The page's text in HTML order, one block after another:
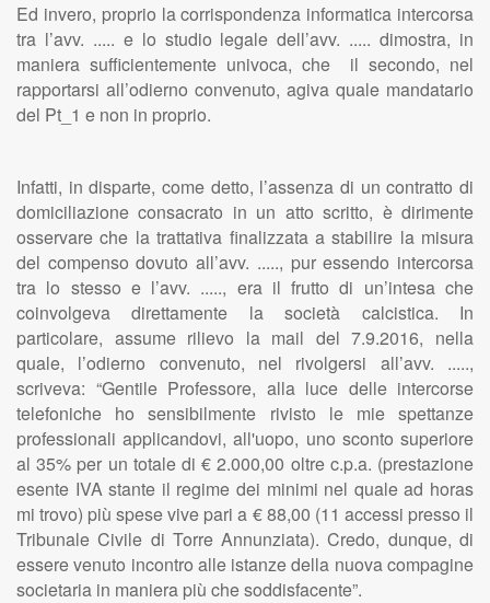
Ed invero, proprio la corrispondenza informatica intercorsa
tra l’avv. ..... e lo studio legale dell’avv. ..... dimostra, in
maniera sufficientemente univoca, che il secondo, nel
rapportarsi all’odierno convenuto, agiva quale mandatario
del Pt_1 e non in proprio.
Infatti, in disparte, come detto, l’assenza di un contratto di
domiciliazione consacrato in un atto scritto, è dirimente
osservare che la trattativa finalizzata a stabilire la misura
del compenso dovuto all’avv. ....., pur essendo intercorsa
tra lo stesso e l’avv. ....., era il frutto di un’intesa che
coinvolgeva direttamente la società calcistica. In
particolare, assume rilievo la mail del 7.9.2016, nella
quale, l’odierno convenuto, nel rivolgersi all’avv. .....,
scriveva: “Gentile Professore, alla luce delle intercorse
telefoniche ho sensibilmente rivisto le mie spettanze
professionali applicandovi, all'uopo, uno sconto superiore
al 35% per un totale di € 2.000,00 oltre c.p.a. (prestazione
esente IVA stante il regime dei minimi nel quale ad horas
mi trovo) più spese vive pari a € 88,00 (11 accessi presso il
Tribunale Civile di Torre Annunziata). Credo, dunque, di
essere venuto incontro alle istanze della nuova compagine
societaria in maniera più che soddisfacente”.